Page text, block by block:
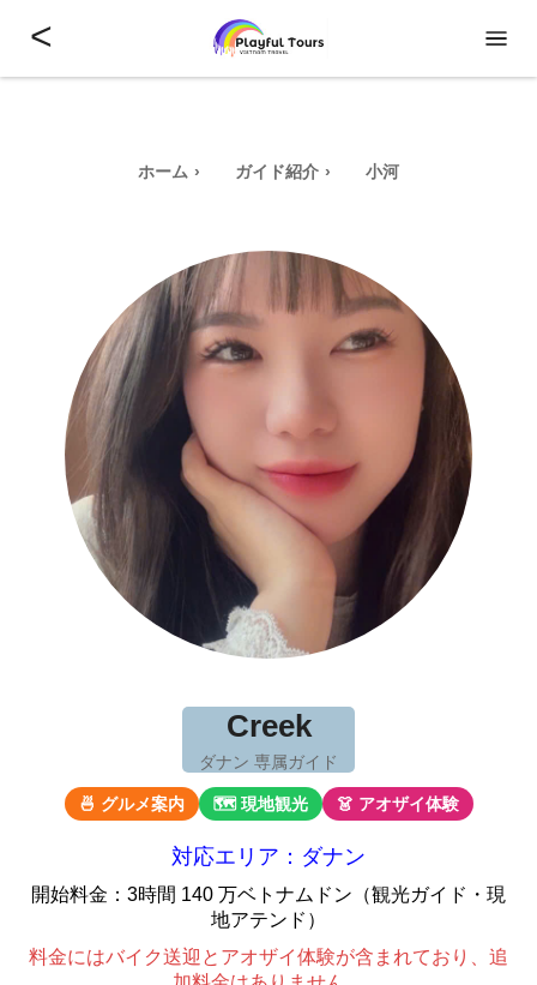
<
ホーム ガイド紹介 小河
Creek
ダナン 専属ガイド
🍜 グルメ案内 🗺 現地観光 👗 アオザイ体験
対応エリア：ダナン
開始料金：3時間 140 万ベトナムドン（観光ガイド・現
地アテンド）
料金にはバイク送迎とアオザイ体験が含まれており、追